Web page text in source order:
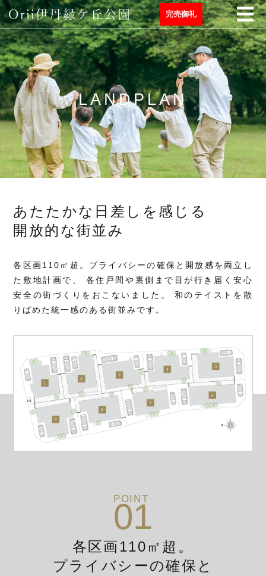
完売御礼
LANDPLAN
あたたかな日差しを感じる
開放的な街並み
各区画110㎡超。プライバシーの確保と開放感を両立し
た敷地計画で、
各住戸間や裏側まで目が行き届く安心
安全の街づくりをおこないました。
和のテイストを散
りばめた統一感のある街並みです。
POINT
01
各区画110㎡超。
プライバシーの確保と